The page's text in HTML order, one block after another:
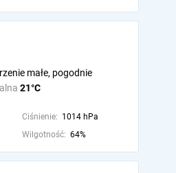
21°C
małe, pogodnie
Ciśnienie: 1014 hPa
Wilgotność: 64%